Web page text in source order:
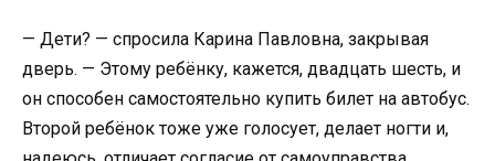
— Дети? — спросила Карина Павловна, закрывая
дверь. — Этому ребёнку, кажется, двадцать шесть, и
он способен самостоятельно купить билет на автобус.
Второй ребёнок тоже уже голосует, делает ногти и,